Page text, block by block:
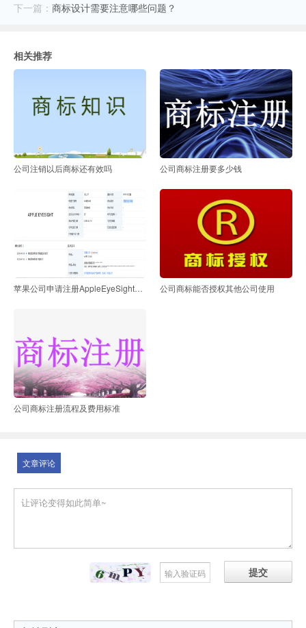
下一篇： 商标设计需要注意哪些问题？
相关推荐
公司注销以后商标还有效吗 公司商标注册要多少钱
苹果公司申请注册AppleEyeSight商标 公司商标能否授权其他公司使用
公司商标注册流程及费用标准
文章评论
提交